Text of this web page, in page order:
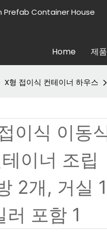
Prefab Container House
Home 제품
X형 접이식 컨테이너 하우스